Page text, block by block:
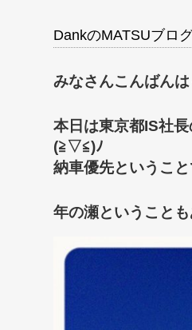
DankのMATSUブロ
みなさんこんばんは
本日は東京都IS社
(≧▽≦)ﾉ
納車優先というこ
年の瀬ということ